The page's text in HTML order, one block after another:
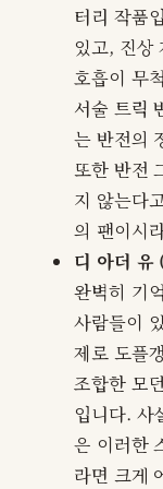
터리 작품
있고, 진상
호흡이 무
서술 트릭
는 반전의
또한 반전
지 않는다
의 팬이시
디 아더 유
완벽히 기
사람들이
제로 도플
조합한 모
입니다. 사
은 이러한
라면 크게